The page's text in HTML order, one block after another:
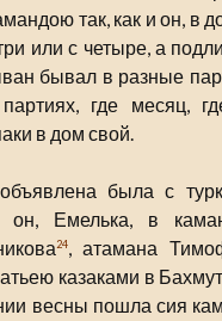
так, как и он, в
или с четыре, а
бывал в разные
где месяц,
в дом свой.
была с
он, Емелька, в
24, атамана
казаками в
весны пошла сия